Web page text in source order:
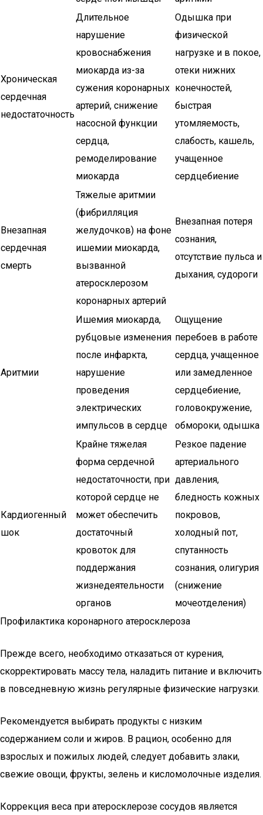
Хроническая
сердечная
недостаточность
Длительное
нарушение
кровоснабжения
миокарда из-за
сужения коронарных
артерий, снижение
насосной функции
сердца,
ремоделирование
миокарда
Одышка при
физической
нагрузке и в покое,
отеки нижних
конечностей,
быстрая
утомляемость,
слабость, кашель,
учащенное
сердцебиение
Внезапная
сердечная
смерть
Тяжелые аритмии
(фибрилляция
желудочков) на фоне
ишемии миокарда,
вызванной
атеросклерозом
коронарных артерий
Внезапная потеря
сознания,
отсутствие пульса и
дыхания, судороги
Аритмии
Ишемия миокарда,
рубцовые изменения
после инфаркта,
нарушение
проведения
электрических
импульсов в сердце
Ощущение
перебоев в работе
сердца, учащенное
или замедленное
сердцебиение,
головокружение,
обмороки, одышка
Кардиогенный
шок
Крайне тяжелая
форма сердечной
недостаточности, при
которой сердце не
может обеспечить
достаточный
кровоток для
поддержания
жизнедеятельности
органов
Резкое падение
артериального
давления,
бледность кожных
покровов,
холодный пот,
спутанность
сознания, олигурия
(снижение
мочеотделения)
Профилактика коронарного атеросклероза
Прежде всего, необходимо отказаться от курения,
скорректировать массу тела, наладить питание и включить
в повседневную жизнь регулярные физические нагрузки.
Рекомендуется выбирать продукты с низким
содержанием соли и жиров. В рацион, особенно для
взрослых и пожилых людей, следует добавить злаки,
свежие овощи, фрукты, зелень и кисломолочные изделия.
Коррекция веса при атеросклерозе сосудов является